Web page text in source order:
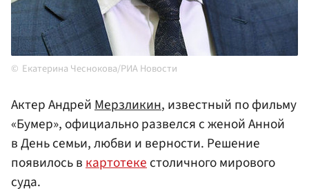
Екатерина Чеснокова/РИА Новости
Актер АндрейМерзликин, известный по фильму
«Бумер», официально развелся с женой Анной
в День семьи, любви и верности. Решение
появилось вкартотекестоличного мирового
суда.